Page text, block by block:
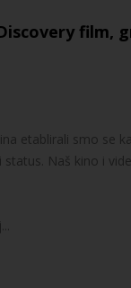
film,
etablirali smo se
Naš kino i